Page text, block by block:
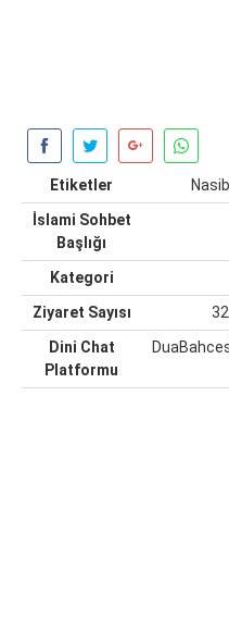
Etiketler
İslami Sohbet
Başlığı
Kategori
Ziyaret Sayısı
Dini Chat
Platformu